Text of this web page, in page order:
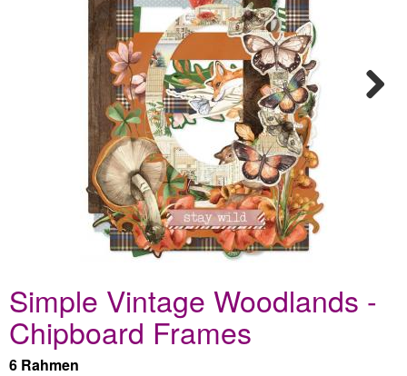
Simple Vintage Woodlands -
Chipboard Frames
6 Rahmen